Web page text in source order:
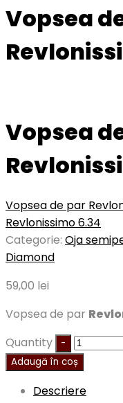
Vopsea
Vopsea
Vopsea de par
Revlonissimo 6.34
Categorie: Oja
Diamond
59,00 lei
Vopsea de par
Quantity
Adaugă în coș
Descriere